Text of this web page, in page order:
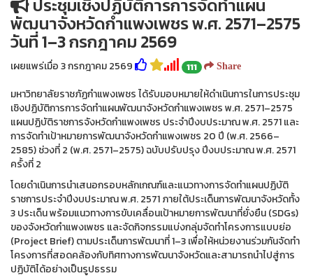
ประชุมเชิงปฏิบัติการการจัดทำแผน
พัฒนาจังหวัดกำแพงเพชร พ.ศ. 2571–2575
วันที่ 1–3 กรกฎาคม 2569
เผยแพร่เมื่อ 3 กรกฎาคม 2569 111 Share
มหาวิทยาลัยราชภัฏกำแพงเพชร ได้รับมอบหมายให้ดำเนินการในการประชุม
เชิงปฏิบัติการการจัดทำแผนพัฒนาจังหวัดกำแพงเพชร พ.ศ. 2571–2575
แผนปฏิบัติราชการจังหวัดกำแพงเพชร ประจำปีงบประมาณ พ.ศ. 2571 และ
การจัดทำเป้าหมายการพัฒนาจังหวัดกำแพงเพชร 20 ปี (พ.ศ. 2566–
2585) ช่วงที่ 2 (พ.ศ. 2571–2575) ฉบับปรับปรุง ปีงบประมาณ พ.ศ. 2571
ครั้งที่ 2
โดยดำเนินการนำเสนอกรอบหลักเกณฑ์และแนวทางการจัดทำแผนปฏิบัติ
ราชการประจำปีงบประมาณ พ.ศ. 2571 ภายใต้ประเด็นการพัฒนาจังหวัดทั้ง
3 ประเด็น พร้อมแนวทางการขับเคลื่อนเป้าหมายการพัฒนาที่ยั่งยืน (SDGs)
ของจังหวัดกำแพงเพชร และจัดกิจกรรมแบ่งกลุ่มจัดทำโครงการแบบย่อ
(Project Brief) ตามประเด็นการพัฒนาที่ 1–3 เพื่อให้หน่วยงานร่วมกันจัดทำ
โครงการที่สอดคล้องกับทิศทางการพัฒนาจังหวัดและสามารถนำไปสู่การ
ปฏิบัติได้อย่างเป็นรูปธรรม